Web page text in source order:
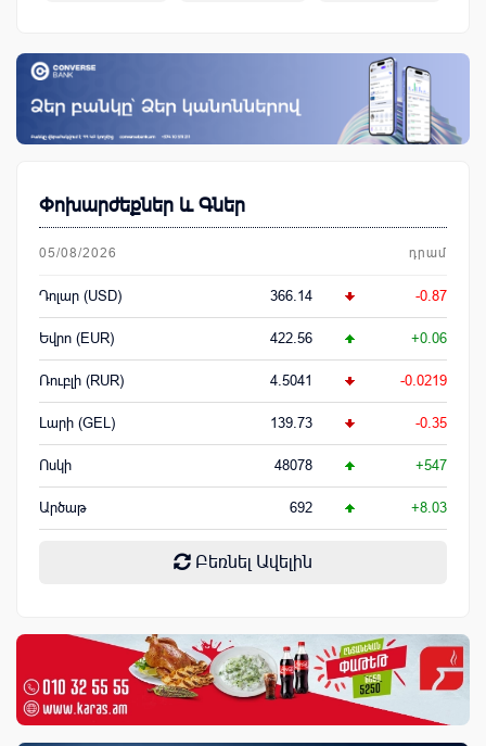
Փոխարժեքներ և Գներ
05/08/2026 դրամ
Դոլար (USD) 366.14 -0.87
Եվրո (EUR) 422.56 +0.06
Ռուբլի (RUR) 4.5041 -0.0219
Լարի (GEL) 139.73 -0.35
Ոսկի 48078 +547
Արծաթ 692 +8.03
Բեռնել Ավելին